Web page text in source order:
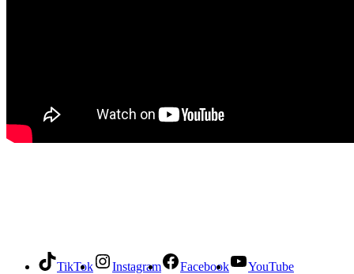
TikTok Instagram Facebook
YouTube